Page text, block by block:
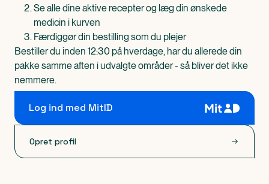
Se alle dine aktive recepter og læg din ønskede
medicin i kurven
Færdiggør din bestilling som du plejer
Bestiller du inden 12:30 på hverdage, har du allerede din
pakke samme aften i udvalgte områder - så bliver det ikke
nemmere.
Log ind med MitID
Opret profil